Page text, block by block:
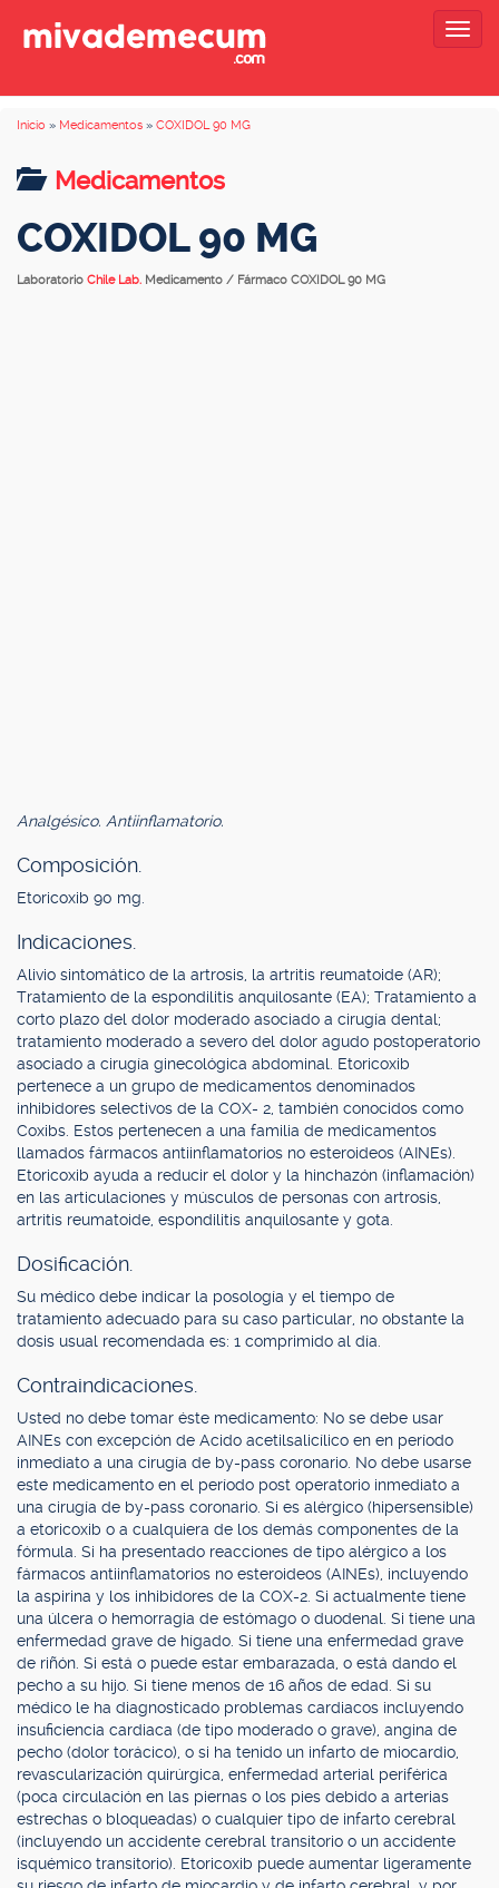
Inicio » Medicamentos » COXIDOL 90 MG
Medicamentos
COXIDOL 90 MG
Laboratorio Chile Lab. Medicamento / Fármaco COXIDOL 90 MG
Analgésico. Antiinflamatorio.
Composición.
Etoricoxib 90 mg.
Indicaciones.
Alivio sintomático de la artrosis, la artritis reumatoide (AR);
Tratamiento de la espondilitis anquilosante (EA); Tratamiento a
corto plazo del dolor moderado asociado a cirugía dental;
tratamiento moderado a severo del dolor agudo postoperatorio
asociado a cirugía ginecológica abdominal. Etoricoxib
pertenece a un grupo de medicamentos denominados
inhibidores selectivos de la COX- 2, también conocidos como
Coxibs. Estos pertenecen a una familia de medicamentos
llamados fármacos antiinflamatorios no esteroideos (AINEs).
Etoricoxib ayuda a reducir el dolor y la hinchazón (inflamación)
en las articulaciones y músculos de personas con artrosis,
artritis reumatoide, espondilitis anquilosante y gota.
Dosificación.
Su médico debe indicar la posología y el tiempo de
tratamiento adecuado para su caso particular, no obstante la
dosis usual recomendada es: 1 comprimido al día.
Contraindicaciones.
Usted no debe tomar éste medicamento: No se debe usar
AINEs con excepción de Acido acetilsalicílico en en período
inmediato a una cirugía de by-pass coronario. No debe usarse
este medicamento en el período post operatorio inmediato a
una cirugía de by-pass coronario. Si es alérgico (hipersensible)
a etoricoxib o a cualquiera de los demás componentes de la
fórmula. Si ha presentado reacciones de tipo alérgico a los
fármacos antiinflamatorios no esteroideos (AINEs), incluyendo
la aspirina y los inhibidores de la COX-2. Si actualmente tiene
una úlcera o hemorragia de estómago o duodenal. Si tiene una
enfermedad grave de hígado. Si tiene una enfermedad grave
de riñón. Si está o puede estar embarazada, o está dando el
pecho a su hijo. Si tiene menos de 16 años de edad. Si su
médico le ha diagnosticado problemas cardiacos incluyendo
insuficiencia cardiaca (de tipo moderado o grave), angina de
pecho (dolor torácico), o si ha tenido un infarto de miocardio,
revascularización quirúrgica, enfermedad arterial periférica
(poca circulación en las piernas o los pies debido a arterias
estrechas o bloqueadas) o cualquier tipo de infarto cerebral
(incluyendo un accidente cerebral transitorio o un accidente
isquémico transitorio). Etoricoxib puede aumentar ligeramente